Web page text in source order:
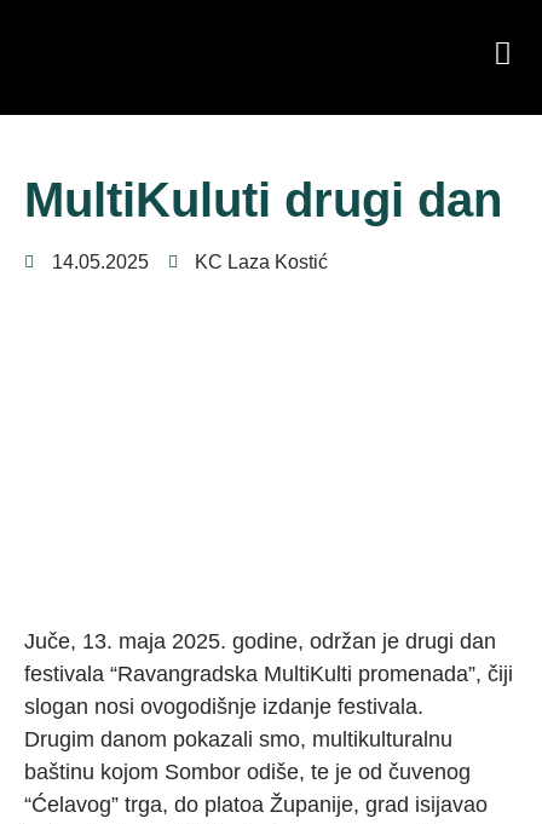
MultiKuluti drugi dan
14.05.2025 KC Laza Kostić
Juče, 13. maja 2025. godine, održan je drugi dan
festivala “Ravangradska MultiKulti promenada”, čiji
slogan nosi ovogodišnje izdanje festivala.
Drugim danom pokazali smo, multikulturalnu
baštinu kojom Sombor odiše, te je od čuvenog
“Ćelavog” trga, do platoa Županije, grad isijavao